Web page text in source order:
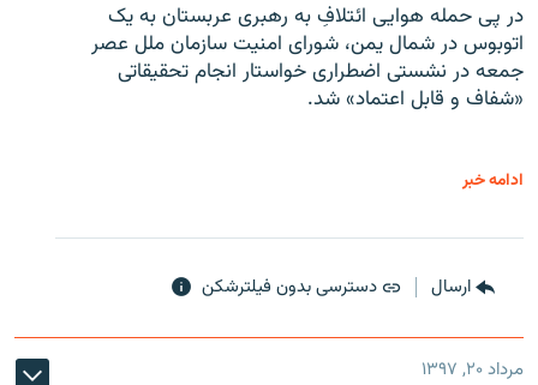
در پی حمله هوایی ائتلافِ به رهبری عربستان به یک
اتوبوس در شمال یمن، شورای امنیت سازمان ملل عصر
جمعه در نشستی اضطراری خواستار انجام تحقیقاتی
«شفاف و قابل اعتماد» شد.
ادامه خبر
ارسال دسترسی بدون فیلترشکن
مرداد ۲۰, ۱۳۹۷